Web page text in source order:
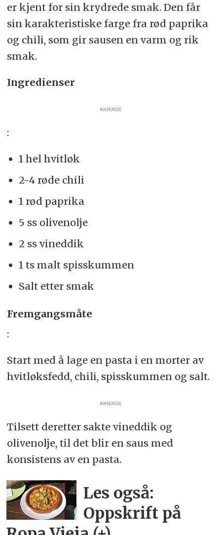
er kjent for sin krydrede smak. Den får
sin karakteristiske farge fra rød paprika
og chili, som gir sausen en varm og rik
smak.
Ingredienser
ANNONSE
:
1 hel hvitløk
2-4 røde chili
1 rød paprika
5 ss olivenolje
2 ss vineddik
1 ts malt spisskummen
Salt etter smak
Fremgangsmåte
:
Start med å lage en pasta i en morter av
hvitløksfedd, chili, spisskummen og salt.
ANNONSE
Tilsett deretter sakte vineddik og
olivenolje, til det blir en saus med
konsistens av en pasta.
Les også:
Oppskrift på